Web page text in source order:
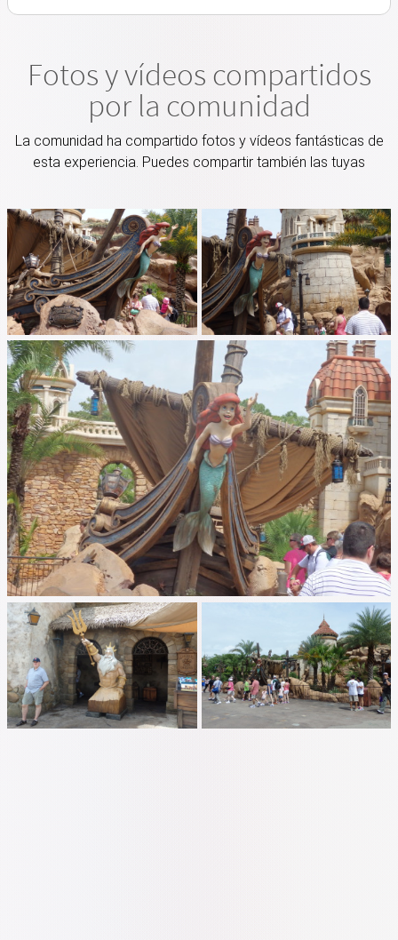
Fotos y vídeos compartidos
por la comunidad
La comunidad ha compartido fotos y vídeos fantásticas de
esta experiencia. Puedes compartir también las tuyas